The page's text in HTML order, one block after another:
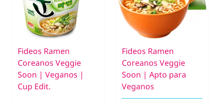
Fideos Ramen
Coreanos Veggie
Soon | Veganos |
Cup Edit.
Fideos Ramen
Coreanos Veggie
Soon | Apto para
Veganos